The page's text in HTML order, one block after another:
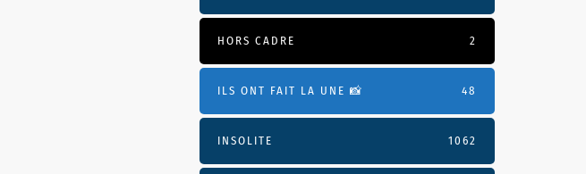
HORS CADRE 2
ILS ONT FAIT LA UNE 📸 48
INSOLITE 1062